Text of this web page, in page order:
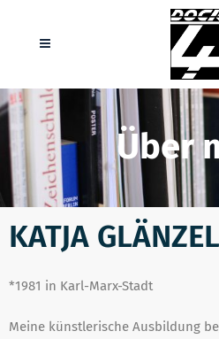
Über
KATJA GLÄNZEL
*1981 in Karl-Marx-Stadt
Meine künstlerische Ausbildung